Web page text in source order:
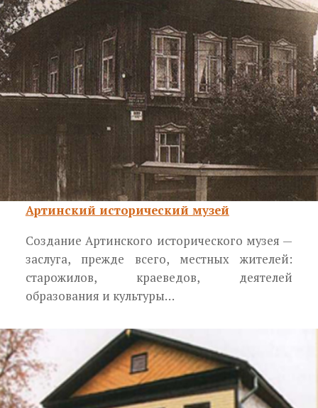
Артинский исторический музей
Создание Артинского исторического музея —
заслуга, прежде всего, местных жителей:
старожи­лов, краеведов, деятелей
образования и культуры…